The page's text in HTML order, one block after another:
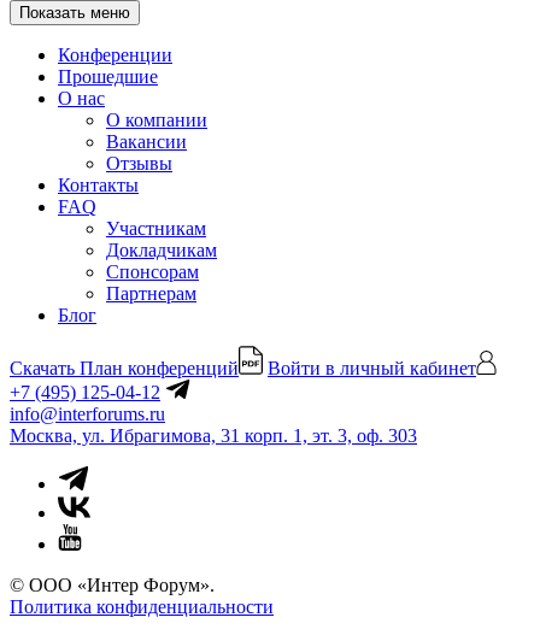
Показать меню
Конференции
Прошедшие
О нас
О компании
Вакансии
Отзывы
Контакты
FAQ
Участникам
Докладчикам
Спонсорам
Партнерам
Блог
Скачать План конференций
Войти в личный кабинет
+7 (495) 125-04-12
info@interforums.ru
Москва, ул. Ибрагимова, 31 корп. 1, эт. 3, оф. 303
© ООО «Интер Форум».
Политика конфиденциальности